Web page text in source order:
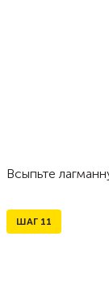
Всыпьте
ШАГ 11